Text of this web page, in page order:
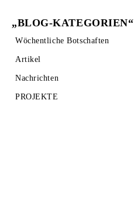
„BLOG-KATEGORIEN“
Wöchentliche Botschaften
Artikel
Nachrichten
PROJEKTE